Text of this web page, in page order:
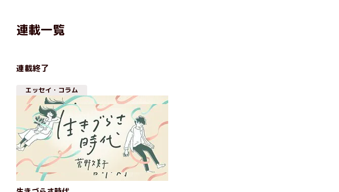
連載一覧
連載終了
エッセイ・コラム